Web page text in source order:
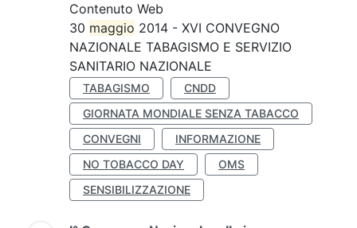
Contenuto Web
30 maggio 2014 - XVI CONVEGNO
NAZIONALE TABAGISMO E SERVIZIO
SANITARIO NAZIONALE
TABAGISMO
CNDD
GIORNATA MONDIALE SENZA TABACCO
CONVEGNI
INFORMAZIONE
NO TOBACCO DAY
OMS
SENSIBILIZZAZIONE